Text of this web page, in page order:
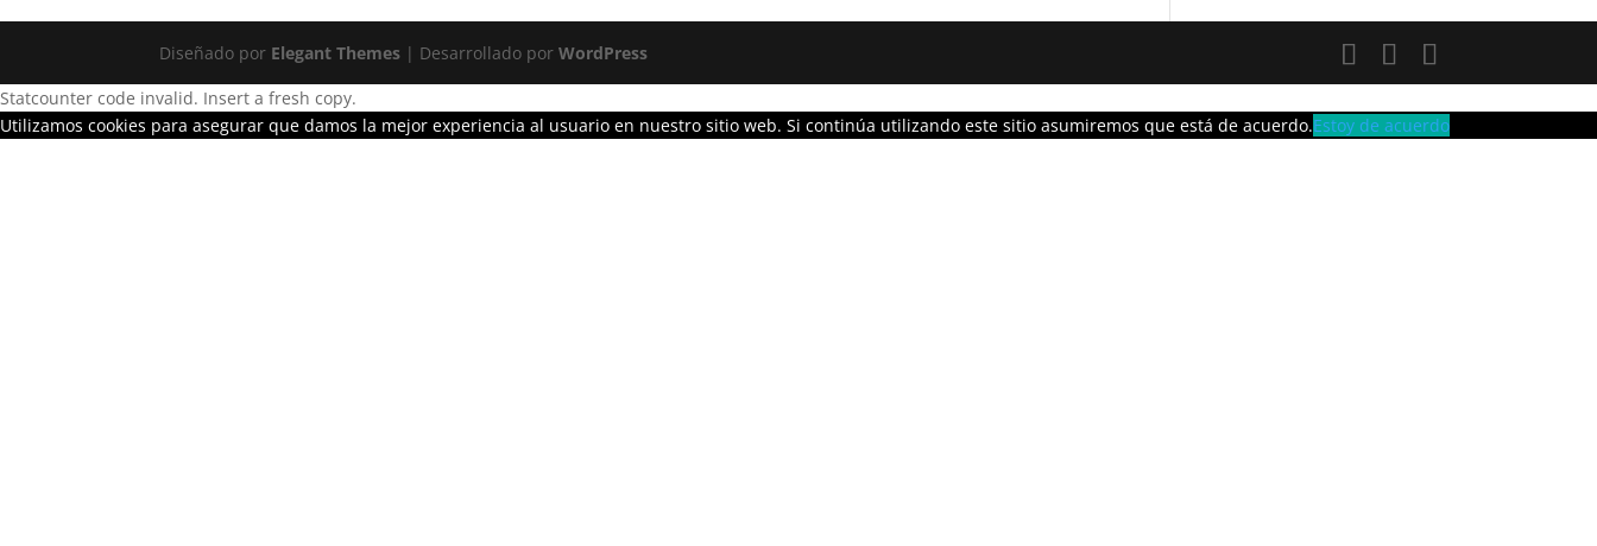
Diseñado por Elegant Themes | Desarrollado porWordPress
Statcounter code invalid. Insert a fresh copy.
Utilizamos cookies para asegurar que damos la mejor experiencia al usuario en nuestro sitio web. Si continúa utilizando este sitio asumiremos que está de acuerdo.Estoy de acuerdo